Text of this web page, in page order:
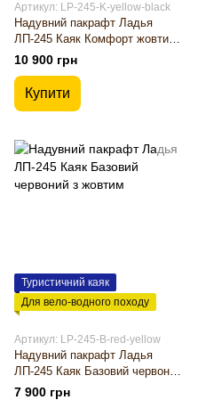
Артикул: LP-245-K-yellow-black
Надувний пакрафт Ладья
ЛП-245 Каяк Комфорт жовтий з
чорним
10 900 грн
Купити
Туристичний каяк
Для вело-водного походу
Артикул: LP-245-B-red-yellow
Надувний пакрафт Ладья
ЛП-245 Каяк Базовий червоний
з жовтим
7 900 грн